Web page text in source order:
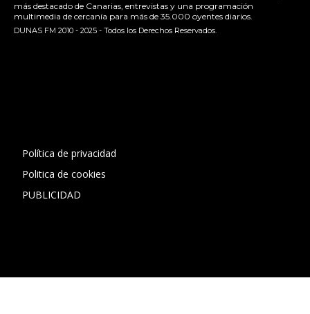
más destacado de Canarias, entrevistas y una programación
multimedia de cercanía para más de 35.000 oyentes diarios.
DUNAS FM 2010 - 2025 - Todos los Derechos Reservados.
Política de privacidad
Politica de cookies
PUBLICIDAD